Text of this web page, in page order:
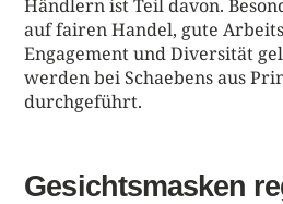
Händlern ist Teil davon.
auf fairen Handel, gute
Engagement und Diversität
werden bei Schaebens aus
durchgeführt.
Gesichtsmasken